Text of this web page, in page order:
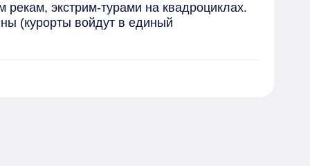
экстрим-турами на квадроциклах.
(курорты войдут в единый